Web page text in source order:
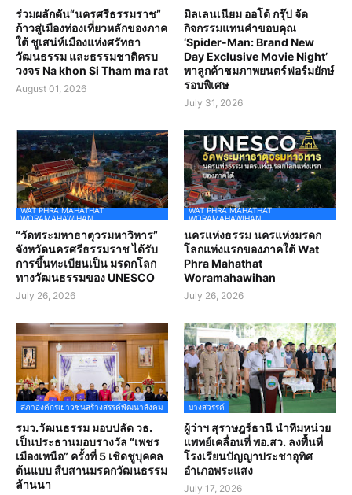
ร่วมผลักดัน“นครศรีธรรมราช”
ก้าวสู่เมืองท่องเที่ยวหลักของภาค
ใต้ ชูเสน่ห์เมืองแห่งศรัทธา
วัฒนธรรม และธรรมชาติครบ
วงจร Na khon Si Tham ma rat
August 01, 2026
มิลเลนเนียม ออโต้ กรุ๊ป จัด
กิจกรรมแทนคำขอบคุณ
‘Spider-Man: Brand New
Day Exclusive Movie Night’
พาลูกค้าชมภาพยนตร์ฟอร์มยักษ์
รอบพิเศษ
July 31, 2026
WAT PHRA MAHATHAT
WORAMAHAWIHAN
“วัดพระมหาธาตุวรมหาวิหาร”
จังหวัดนครศรีธรรมราช ได้รับ
การขึ้นทะเบียนเป็น มรดกโลก
ทางวัฒนธรรมของ UNESCO
July 26, 2026
WAT PHRA MAHATHAT
WORAMAHAWIHAN
นครแห่งธรรม นครแห่งมรดก
โลกแห่งแรกของภาคใต้ Wat
Phra Mahathat
Woramahawihan
July 26, 2026
สภาองค์กรเยาวชนสร้างสรรค์พัฒนาสังคม
รมว.วัฒนธรรม มอบปลัด วธ.
เป็นประธานมอบรางวัล “เพชร
เมืองเหนือ” ครั้งที่ 5 เชิดชูบุคคล
ต้นแบบ สืบสานมรดกวัฒนธรรม
ล้านนา
บางสวรรค์
ผู้ว่าฯ สุราษฎร์ธานี นำทีมหน่วย
แพทย์เคลื่อนที่ พอ.สว. ลงพื้นที่
โรงเรียนปัญญาประชาอุทิศ
อำเภอพระแสง
July 17, 2026